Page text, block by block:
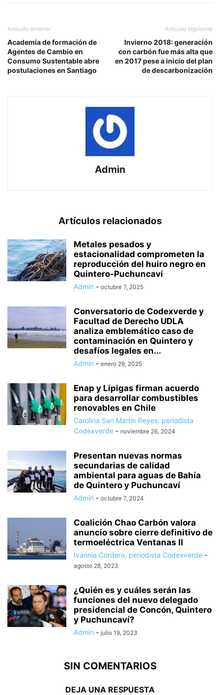
Artículo anterior
Academia de formación de
Agentes de Cambio en
Consumo Sustentable abre
postulaciones en Santiago
Artículo siguiente
Invierno 2018: generación
con carbón fue más alta que
en 2017 pese a inicio del plan
de descarbonización
Admin
Artículos relacionados
Metales pesados y
estacionalidad comprometen la
reproducción del huiro negro en
Quintero-Puchuncaví
Admin - octubre 7, 2025
Conversatorio de Codexverde y
Facultad de Derecho UDLA
analiza emblemático caso de
contaminación en Quintero y
desafíos legales en...
Admin - enero 29, 2025
Enap y Lipigas firman acuerdo
para desarrollar combustibles
renovables en Chile
Carolina San Martín Reyes, periodista
Codexverde - noviembre 26, 2024
Presentan nuevas normas
secundarias de calidad
ambiental para aguas de Bahía
de Quintero y Puchuncaví
Admin - octubre 7, 2024
Coalición Chao Carbón valora
anuncio sobre cierre definitivo de
termoeléctrica Ventanas II
Ivannia Cordero, periodista Codexverde -
agosto 28, 2023
¿Quién es y cuáles serán las
funciones del nuevo delegado
presidencial de Concón, Quintero
y Puchuncaví?
Admin - julio 19, 2023
SIN COMENTARIOS
DEJA UNA RESPUESTA